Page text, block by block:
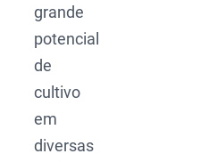
grande
potencial
de
cultivo
em
diversas